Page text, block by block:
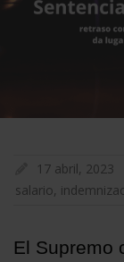
17 abril, 2023
salario,
El Supremo